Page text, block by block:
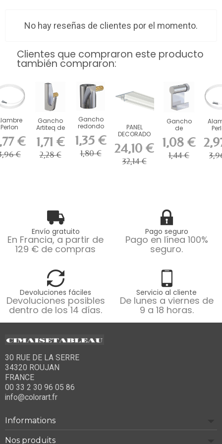
No hay reseñas de clientes por el momento.
Clientes que compraron este producto
también compraron:
Perlon
de
2 mm
-...
€
€
Gancho
Artiteq de
resistencia
kg con...
1,71 €
2,28 €
Gancho
redondo
Artiteq de
5 kg con...
1,35 €
1,80 €
PANEL
DECORADO
SHADOWLINE
PARA PLACA
DE...
24,10 €
32,14 €
Gancho
de
aluminio
Artiteq de
10 kg
para...
1,08 €
1,44 €
Envío gratuito
En Francia, a partir de
129 € de compras
Pago seguro
Pago en línea 100%
seguro.
Devoluciones fáciles
Devoluciones posibles
dentro de los 14 días.
Servicio al cliente
De lunes a viernes de
9 a 18 horas.
30 RUE DE LA SERRE
34320 ROUJAN
FRANCE
00 33 2 30 96 05 86
info@colorart.fr
Informations
Nos produits